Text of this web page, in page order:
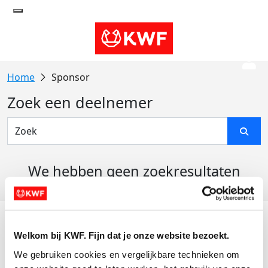
Welkom bij KWF. Fijn dat je onze website bezoekt.
We gebruiken cookies en vergelijkbare technieken om
Sponsor
Zoek een deelnemer
We hebben geen zoekresultaten
Actiematerialen
Evenementen